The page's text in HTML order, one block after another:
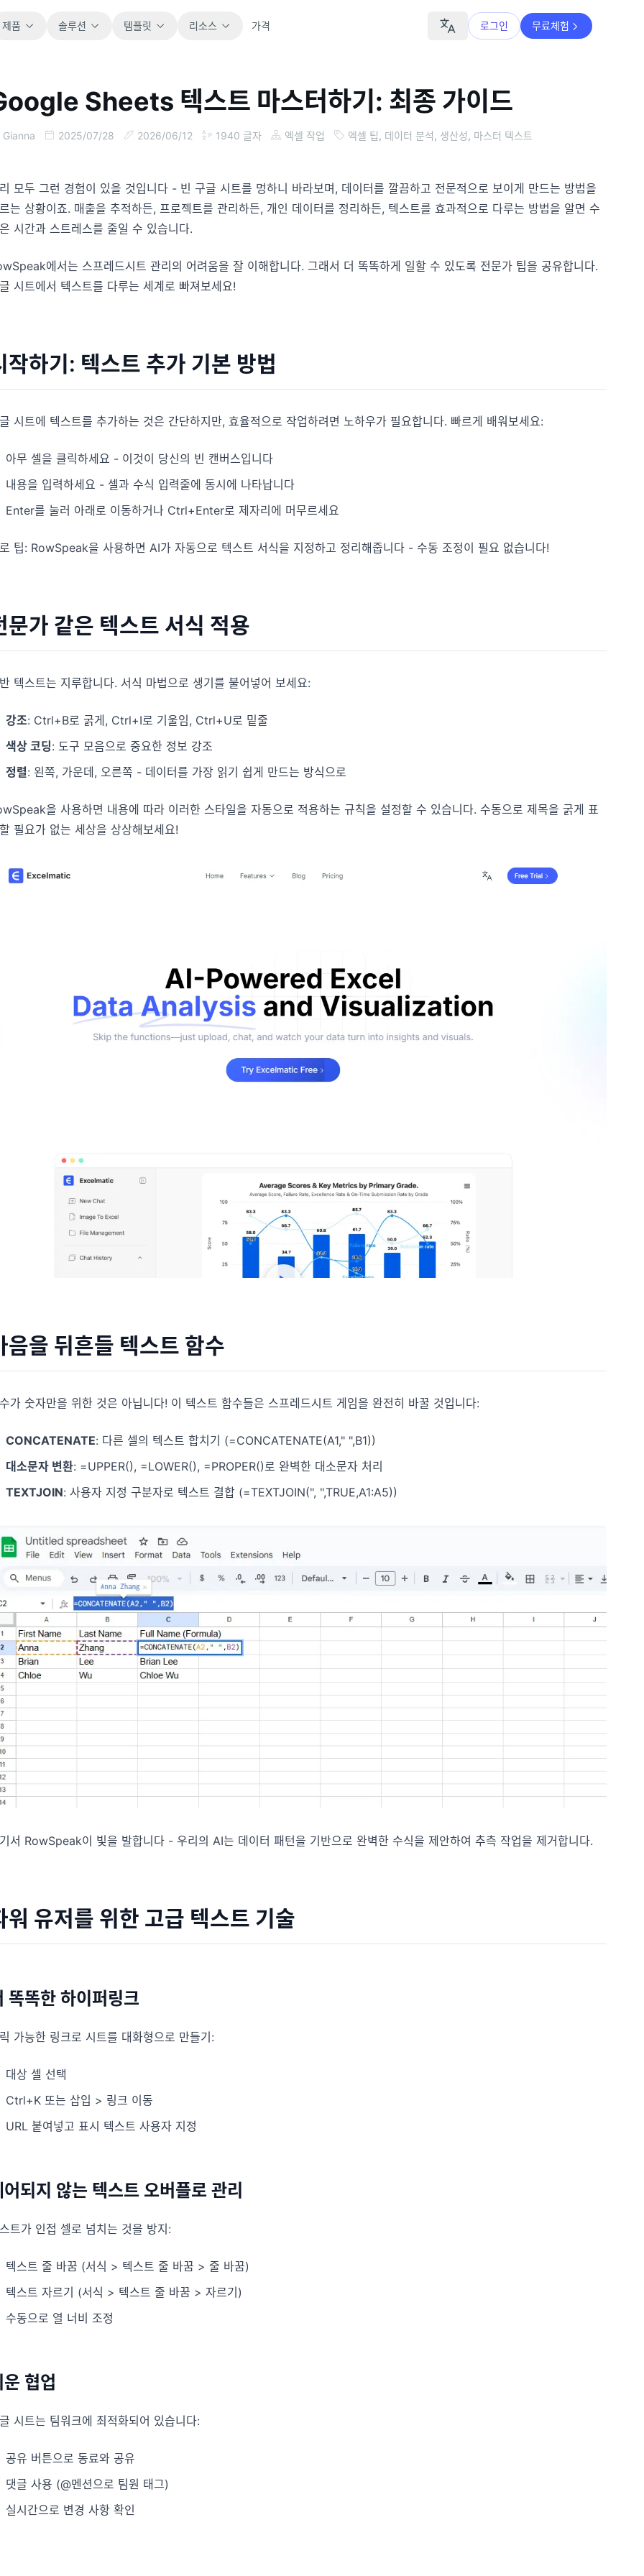
제품 솔루션 템플릿
전체
을 살펴보세요.
예산, 예측, 보고, 재무 분석에 적합합니다.
운영
판매
프로젝트
분석
적합합니다.
리소스
블로그
인하세요.
실제 스프레드시트 업무를 위한 단계별 가이드
입니다.
핵심 제품 문서, 설정, 사용 참고 자료를 제공합
니다.
커뮤니티
워보세요.
빠른 시작
새 사용자와 팀을 위한 빠른 온보딩 가이드입니
가격 로그인 무료체험
Sheets 텍스트 마스터하기: 최종 가이드
Gianna 2025/07/28 2026/06/12 1940 글자 엑셀 작업 엑셀 팁 , 데이터 분석 , 생산성 , 마스터 텍스트
모두 그런 경험이 있을 것입니다 - 빈 구글 시트를 멍하니 바라보며, 데이터를 깔끔하고 전문적으로 보이게 만드는 방법을
는 상황이죠. 매출을 추적하든, 프로젝트를 관리하든, 개인 데이터를 정리하든, 텍스트를 효과적으로 다루는 방법을 알면 수
시간과 스트레스를 줄일 수 있습니다.
에서는 스프레드시트 관리의 어려움을 잘 이해합니다. 그래서 더 똑똑하게 일할 수 있도록 전문가 팁을 공유합니다.
시트에서 텍스트를 다루는 세계로 빠져보세요!
작하기: 텍스트 추가 기본 방법
시트에 텍스트를 추가하는 것은 간단하지만, 효율적으로 작업하려면 노하우가 필요합니다. 빠르게 배워보세요:
아무 셀을 클릭하세요 - 이것이 당신의 빈 캔버스입니다
내용을 입력하세요 - 셀과 수식 입력줄에 동시에 나타납니다
Enter를 눌러 아래로 이동하거나 Ctrl+Enter로 제자리에 머무르세요
팁: RowSpeak을 사용하면 AI가 자동으로 텍스트 서식을 지정하고 정리해줍니다 - 수동 조정이 필요 없습니다!
문가 같은 텍스트 서식 적용
텍스트는 지루합니다. 서식 마법으로 생기를 불어넣어 보세요:
강조: Ctrl+B로 굵게, Ctrl+I로 기울임, Ctrl+U로 밑줄
색상 코딩: 도구 모음으로 중요한 정보 강조
정렬: 왼쪽, 가운데, 오른쪽 - 데이터를 가장 읽기 쉽게 만드는 방식으로
을 사용하면 내용에 따라 이러한 스타일을 자동으로 적용하는 규칙을 설정할 수 있습니다. 수동으로 제목을 굵게 표
필요가 없는 세상을 상상해보세요!
음을 뒤흔들 텍스트 함수
가 숫자만을 위한 것은 아닙니다! 이 텍스트 함수들은 스프레드시트 게임을 완전히 바꿀 것입니다:
CONCATENATE: 다른 셀의 텍스트 합치기 (=CONCATENATE(A1," ",B1))
대소문자 변환: =UPPER(), =LOWER(), =PROPER()로 완벽한 대소문자 처리
TEXTJOIN: 사용자 지정 구분자로 텍스트 결합 (=TEXTJOIN(", ",TRUE,A1:A5))
서 RowSpeak이 빛을 발합니다 - 우리의 AI는 데이터 패턴을 기반으로 완벽한 수식을 제안하여 추측 작업을 제거합니다.
워 유저를 위한 고급 텍스트 기술
똑똑한 하이퍼링크
가능한 링크로 시트를 대화형으로 만들기:
대상 셀 선택
Ctrl+K 또는 삽입 > 링크 이동
URL 붙여넣고 표시 텍스트 사용자 지정
어되지 않는 텍스트 오버플로 관리
트가 인접 셀로 넘치는 것을 방지:
텍스트 줄 바꿈 (서식 > 텍스트 줄 바꿈 > 줄 바꿈)
텍스트 자르기 (서식 > 텍스트 줄 바꿈 > 자르기)
수동으로 열 너비 조정
운 협업
시트는 팀워크에 최적화되어 있습니다:
공유 버튼으로 동료와 공유
댓글 사용 (@멘션으로 팀원 태그)
실시간으로 변경 사항 확인